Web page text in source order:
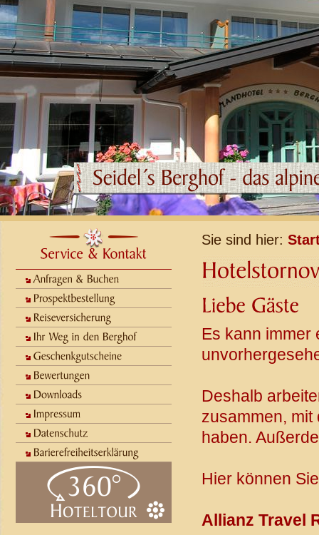
Sie sind hier:
Es kann immer
Deshalb
zusammen,
haben.
Hier können
Allianz Travel